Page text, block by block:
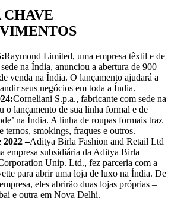
Raymond Limited, uma empresa têxtil e de
na Índia, anunciou a abertura de 900
venda na Índia. O lançamento ajudará a
seus negócios em toda a Índia.
Corneliani S.p.a., fabricante com sede na
o lançamento de sua linha formal e de
na Índia. A linha de roupas formais traz
ternos, smokings, fraques e outros.
2022 –Aditya Birla Fashion and Retail Ltd
empresa subsidiária da Aditya Birla
Unip. Ltd., fez parceria com a
para abrir uma loja de luxo na Índia. De
eles abrirão duas lojas próprias –
e outra em Nova Delhi.